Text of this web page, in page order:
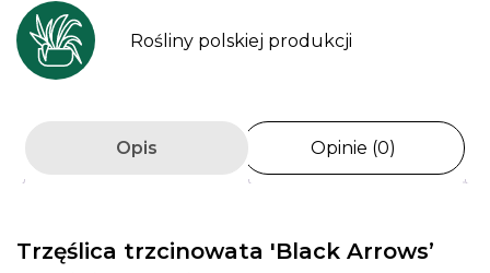
Rośliny polskiej produkcji
Opis Opinie (0)
Trzęślica trzcinowata 'Black Arrows’